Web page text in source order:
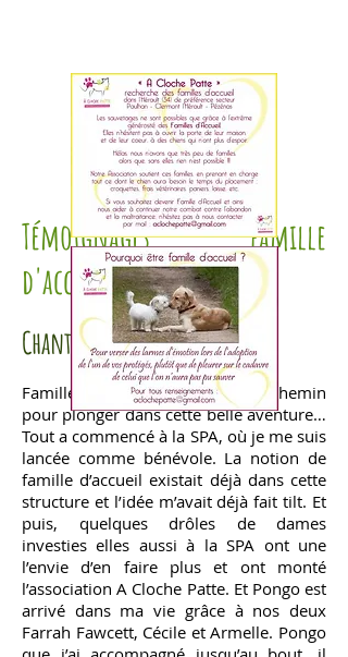
Témoignages famille
d'accueil !!
Chantal:
Famille d’accueil… Quel a été le chemin
pour plonger dans cette belle aventure…
Tout a commencé à la SPA, où je me suis
lancée comme bénévole. La notion de
famille d’accueil existait déjà dans cette
structure et l’idée m’avait déjà fait tilt. Et
puis, quelques drôles de dames
investies elles aussi à la SPA ont une
l’envie d’en faire plus et ont monté
l’association A Cloche Patte. Et Pongo est
arrivé dans ma vie grâce à nos deux
Farrah Fawcett, Cécile et Armelle. Pongo